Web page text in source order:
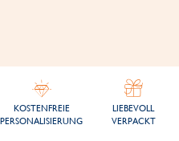
KOSTENFREIE
PERSONALISIERUNG
LIEBEVOLL
VERPACKT